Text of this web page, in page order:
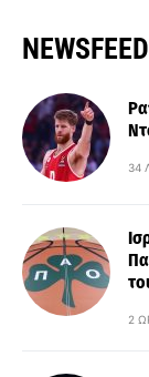
NEWSFEED
34
2